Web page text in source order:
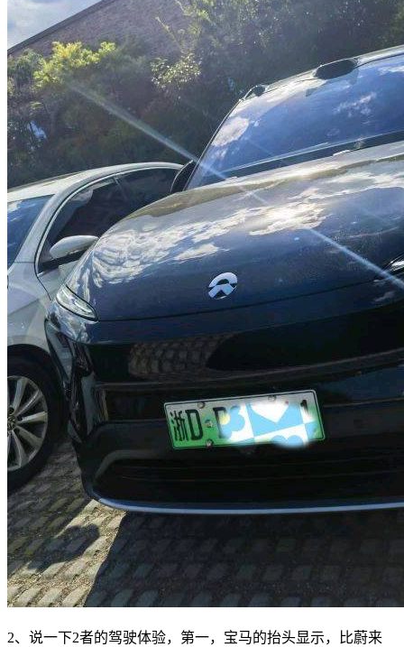
2、说一下2者的驾驶体验，第一，宝马的抬头显示，比蔚来